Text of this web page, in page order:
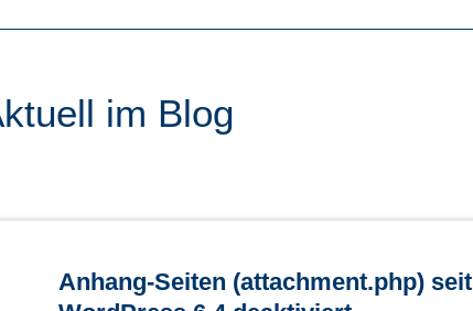
im Blog
Anhang-Seiten (attachment.php) seit